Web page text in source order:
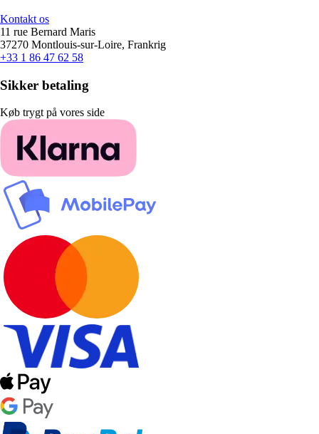
Kontakt os
11 rue Bernard Maris
37270 Montlouis-sur-Loire, Frankrig
+33 1 86 47 62 58
Sikker betaling
Køb trygt på vores side